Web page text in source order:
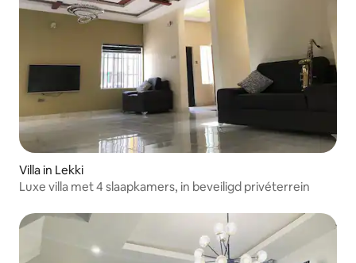
Villa in Lekki
Luxe villa met 4 slaapkamers, in beveiligd privéterrein